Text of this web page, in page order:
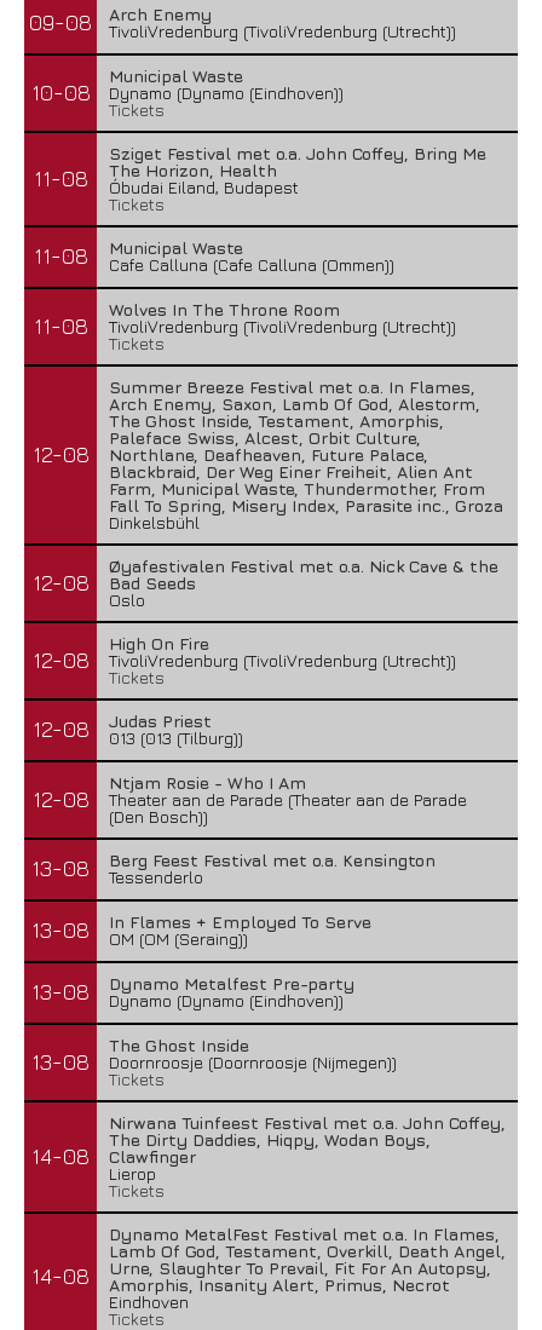
09-08
Arch Enemy
TivoliVredenburg (TivoliVredenburg (Utrecht))
10-08
Municipal Waste
Dynamo (Dynamo (Eindhoven))
Tickets
11-08
Sziget Festival met o.a. John Coffey, Bring Me
The Horizon, Health
Óbudai Eiland, Budapest
Tickets
11-08
Municipal Waste
Cafe Calluna (Cafe Calluna (Ommen))
11-08
Wolves In The Throne Room
TivoliVredenburg (TivoliVredenburg (Utrecht))
Tickets
12-08
Summer Breeze Festival met o.a. In Flames,
Arch Enemy, Saxon, Lamb Of God, Alestorm,
The Ghost Inside, Testament, Amorphis,
Paleface Swiss, Alcest, Orbit Culture,
Northlane, Deafheaven, Future Palace,
Blackbraid, Der Weg Einer Freiheit, Alien Ant
Farm, Municipal Waste, Thundermother, From
Fall To Spring, Misery Index, Parasite inc., Groza
Dinkelsbühl
12-08
Øyafestivalen Festival met o.a. Nick Cave & the
Bad Seeds
Oslo
12-08
High On Fire
TivoliVredenburg (TivoliVredenburg (Utrecht))
Tickets
12-08
Judas Priest
013 (013 (Tilburg))
12-08
Ntjam Rosie - Who I Am
Theater aan de Parade (Theater aan de Parade
(Den Bosch))
13-08
Berg Feest Festival met o.a. Kensington
Tessenderlo
13-08
In Flames + Employed To Serve
OM (OM (Seraing))
13-08
Dynamo Metalfest Pre-party
Dynamo (Dynamo (Eindhoven))
13-08
The Ghost Inside
Doornroosje (Doornroosje (Nijmegen))
Tickets
14-08
Nirwana Tuinfeest Festival met o.a. John Coffey,
The Dirty Daddies, Hiqpy, Wodan Boys,
Clawfinger
Lierop
Tickets
14-08
Dynamo MetalFest Festival met o.a. In Flames,
Lamb Of God, Testament, Overkill, Death Angel,
Urne, Slaughter To Prevail, Fit For An Autopsy,
Amorphis, Insanity Alert, Primus, Necrot
Eindhoven
Tickets